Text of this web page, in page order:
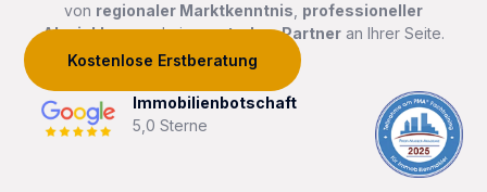
von regionaler Marktkenntnis professioneller
Abwicklungund einemstarken Partner an Ihrer Seite.
Kostenlose Erstberatung
Immobilienbotschaft
5,0 Sterne